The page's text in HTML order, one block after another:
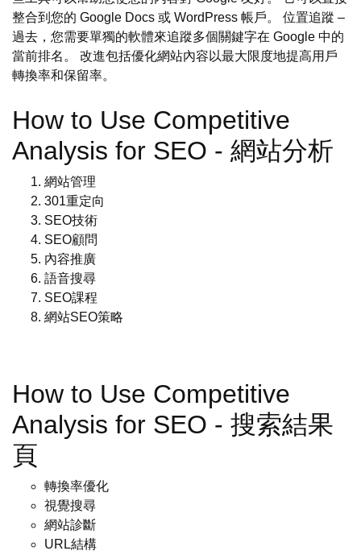
整合到您的 Google Docs 或 WordPress 帳戶。 位置追蹤 –
過去，您需要單獨的軟體來追蹤多個關鍵字在 Google 中的
當前排名。 改進包括優化網站內容以最大限度地提高用戶
轉換率和保留率。
How to Use Competitive
Analysis for SEO - 網站分析
網站管理
301重定向
SEO技術
SEO顧問
內容推廣
語音搜尋
SEO課程
網站SEO策略
How to Use Competitive
Analysis for SEO - 搜索結果
頁
轉換率優化
視覺搜尋
網站診斷
URL結構